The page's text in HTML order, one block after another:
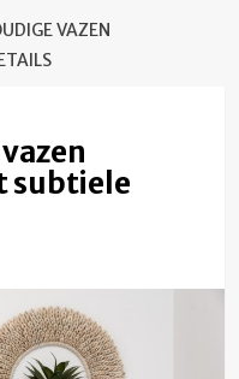
VAZEN
subtiele